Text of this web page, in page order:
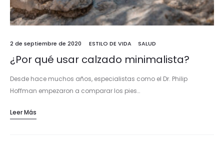
2 de septiembre de 2020 ESTILO DE VIDA SALUD
¿Por qué usar calzado minimalista?
Desde hace muchos años, especialistas como el Dr. Philip
Hoffman empezaron a comparar los pies…
Leer Más